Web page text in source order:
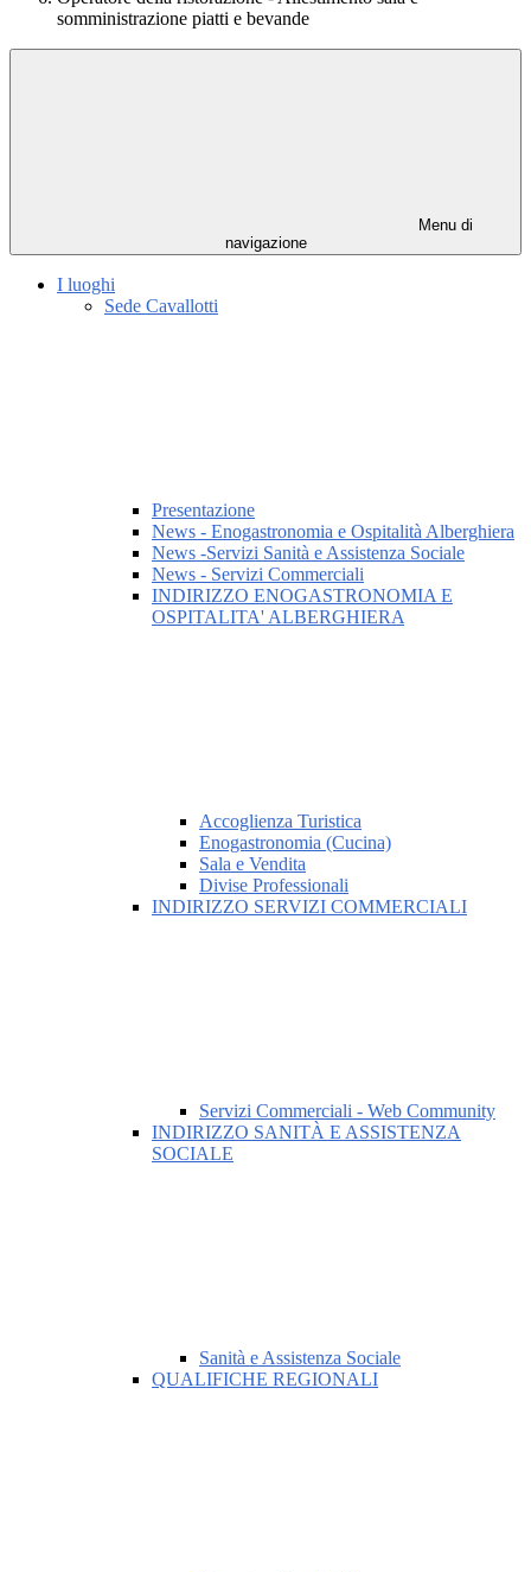
somministrazione piatti e bevande
Menu di
navigazione
I luoghi
Sede Cavallotti
Presentazione
News - Enogastronomia e Ospitalità Alberghiera
News -Servizi Sanità e Assistenza Sociale
News - Servizi Commerciali
INDIRIZZO ENOGASTRONOMIA E
OSPITALITA' ALBERGHIERA
Accoglienza Turistica
Enogastronomia (Cucina)
Sala e Vendita
Divise Professionali
INDIRIZZO SERVIZI COMMERCIALI
Servizi Commerciali - Web Community
INDIRIZZO SANITÀ E ASSISTENZA
SOCIALE
Sanità e Assistenza Sociale
QUALIFICHE REGIONALI